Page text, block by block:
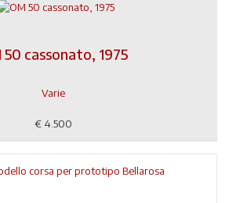
50 cassonato, 1975
Varie
€ 4.500